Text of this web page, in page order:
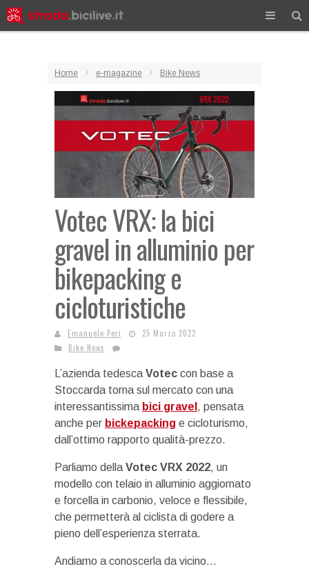
Home e-magazine Bike News
Votec VRX: la bici
gravel in alluminio per
bikepacking e
cicloturistiche
Emanuele Peri
25 Marzo 2022
Bike News
L’azienda tedesca Votec con base a
Stoccarda torna sul mercato con una
interessantissima bici gravel , pensata
anche per bickepacking e cicloturismo,
dall’ottimo rapporto qualità-prezzo.
Parliamo della Votec VRX 2022, un
modello con telaio in alluminio aggiornato
e forcella in carbonio, veloce e flessibile,
che permetterà al ciclista di godere a
pieno dell’esperienza sterrata.
Andiamo a conoscerla da vicino…